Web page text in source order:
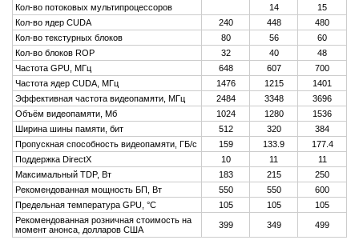
Кол-во потоковых мультипроцессоров
14
15
Кол-во ядер CUDA
240 448
480
Кол-во текстурных блоков
80 56
60
Кол-во блоков ROP
32 40
48
Частота GPU, МГц
648 607
700
Частота ядер CUDA, МГц
1476 1215
1401
Эффективная частота видеопамяти, МГц
2484 3348
3696
Объём видеопамяти, Мб
1024 1280
1536
Ширина шины памяти, бит
512 320
384
Пропускная способность видеопамяти, ГБ/с
159 133.9
177.4
Поддержка DirectX
10 11
11
Максимальный TDP, Вт
183 215
250
Рекомендованная мощность БП, Вт
550 550
600
Предельная температура GPU, °C
105 105
105
Рекомендованная розничная стоимость на
момент анонса, долларов США
399 349 499